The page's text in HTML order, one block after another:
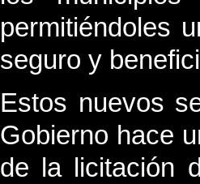
permitiéndoles
seguro y
Estos nuevos
Gobierno hace
de la licitación